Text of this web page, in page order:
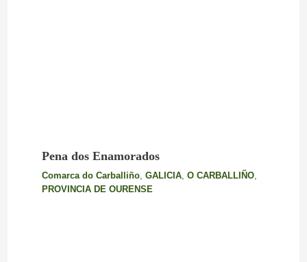
Pena dos Enamorados
Comarca do Carballiño, GALICIA, O CARBALLIÑO,
PROVINCIA DE OURENSE